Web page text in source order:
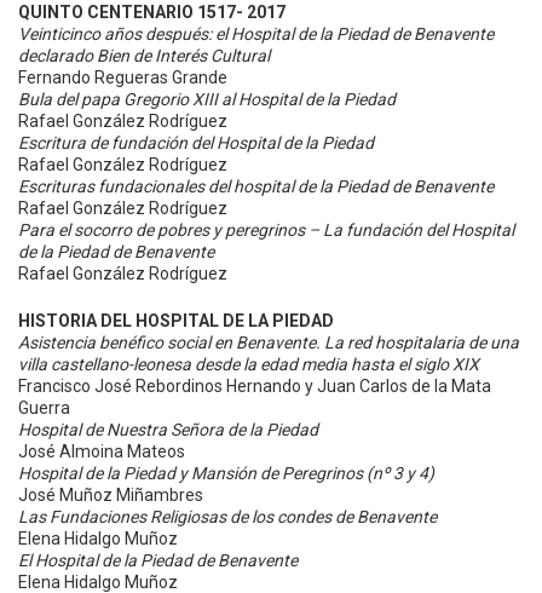
QUINTO CENTENARIO 1517- 2017
Veinticinco años después: el Hospital de la Piedad de Benavente
declarado Bien de Interés Cultural
Fernando Regueras Grande
Bula del papa Gregorio XIII al Hospital de la Piedad
Rafael González Rodríguez
Escritura de fundación del Hospital de la Piedad
Rafael González Rodríguez
Escrituras fundacionales del hospital de la Piedad de Benavente
Rafael González Rodríguez
Para el socorro de pobres y peregrinos – La fundación del Hospital
de la Piedad de Benavente
Rafael González Rodríguez
HISTORIA DEL HOSPITAL DE LA PIEDAD
Asistencia benéfico social en Benavente. La red hospitalaria de una
villa castellano-leonesa desde la edad media hasta el siglo XIX
Francisco José Rebordinos Hernando y Juan Carlos de la Mata
Guerra
Hospital de Nuestra Señora de la Piedad
José Almoina Mateos
Hospital de la Piedad y Mansión de Peregrinos (nº 3 y 4)
José Muñoz Miñambres
Las Fundaciones Religiosas de los condes de Benavente
Elena Hidalgo Muñoz
El Hospital de la Piedad de Benavente
Elena Hidalgo Muñoz